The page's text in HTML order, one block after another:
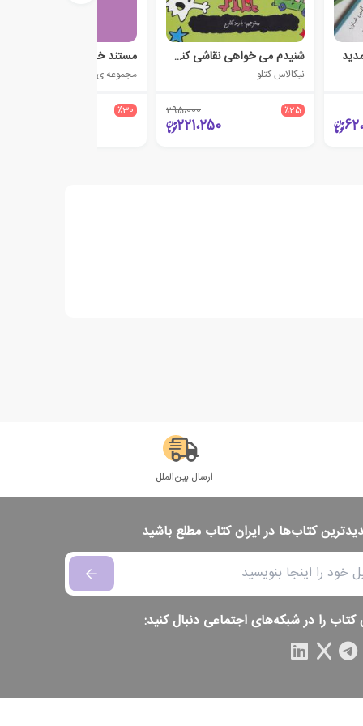
شنیدم می خواهی نقاشی کنی 3
نیکالاس کتلو
٪25 295،000
221،250
مستند خلاق
مجموعه ی نویسندگان
٪30
ارسال بین‌الملل
کتاب‌ها در ایران کتاب مطلع باشید
کتاب را در شبکه‌های اجتماعی دنبال کنید: